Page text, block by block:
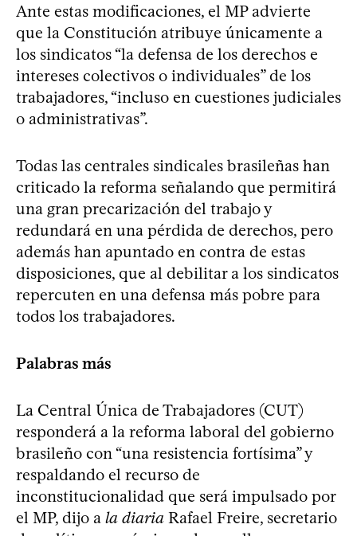
Ante estas modificaciones, el MP advierte
que la Constitución atribuye únicamente a
los sindicatos “la defensa de los derechos e
intereses colectivos o individuales” de los
trabajadores, “incluso en cuestiones judiciales
o administrativas”.
Todas las centrales sindicales brasileñas han
criticado la reforma señalando que permitirá
una gran precarización del trabajo y
redundará en una pérdida de derechos, pero
además han apuntado en contra de estas
disposiciones, que al debilitar a los sindicatos
repercuten en una defensa más pobre para
todos los trabajadores.
Palabras más
La Central Única de Trabajadores (CUT)
responderá a la reforma laboral del gobierno
brasileño con “una resistencia fortísima” y
respaldando el recurso de
inconstitucionalidad que será impulsado por
el MP, dijo a la diaria Rafael Freire, secretario